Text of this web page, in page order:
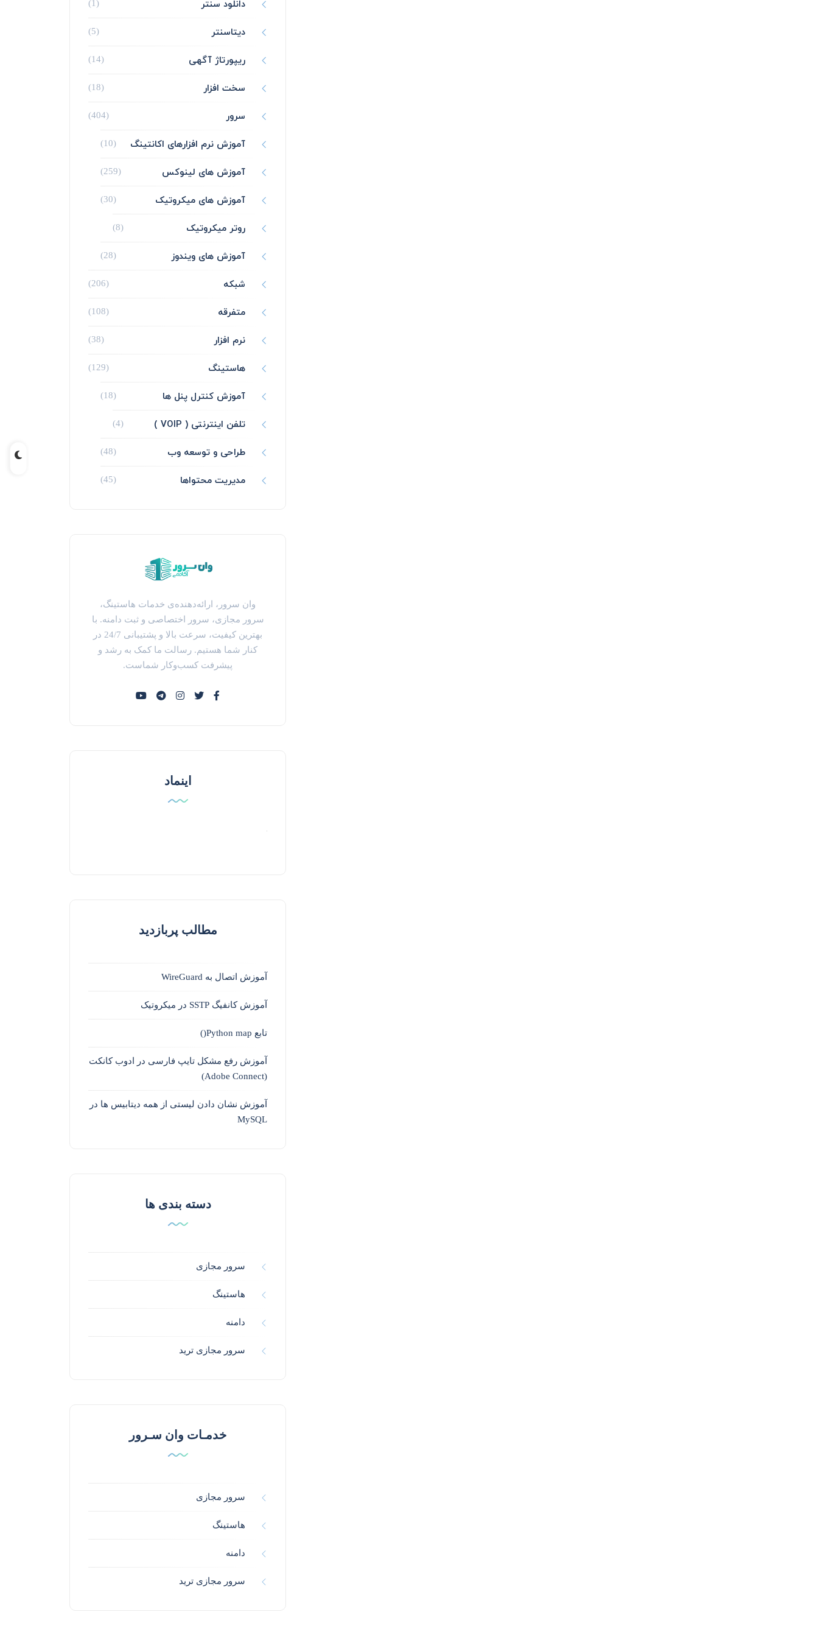
دانلود سنتر (1)
دیتاسنتر (5)
ریپورتاژ آگهی (14)
سخت افزار (18)
سرور (404)
آموزش نرم افزارهای اکانتینگ (10)
آموزش های لینوکس (259)
آموزش های میکروتیک (30)
روتر میکروتیک (8)
آموزش های ویندوز (28)
شبکه (206)
متفرقه (108)
نرم افزار (38)
هاستینگ (129)
آموزش کنترل پنل ها (18)
تلفن اینترنتی ( VOIP ) (4)
طراحی و توسعه وب (48)
مدیریت محتواها (45)
وان سرور، ارائه‌دهنده‌ی خدمات هاستینگ،
سرور مجازی، سرور اختصاصی و ثبت دامنه. با
بهترین کیفیت، سرعت بالا و پشتیبانی 24/7 در
کنار شما هستیم. رسالت ما کمک به رشد و
پیشرفت کسب‌وکار شماست.
اینماد
مطالب پربازدید
آموزش اتصال به WireGuard
آموزش کانفیگ SSTP در میکروتیک
تابع Python map()
آموزش رفع مشکل تایپ فارسی در ادوب کانکت
(Adobe Connect)
آموزش نشان دادن لیستی از همه دیتابیس ها در
MySQL
دسته بندی ها
سرور مجازی
هاستینگ
دامنه
سرور مجازی ترید
خدمـات وان سـرور
سرور مجازی
هاستینگ
دامنه
سرور مجازی ترید